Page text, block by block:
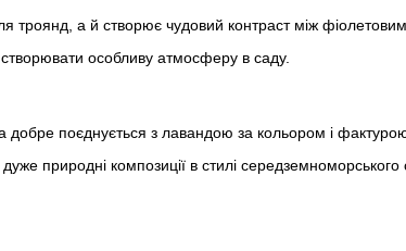
троянд, а й створює чудовий контраст між
особливу атмосферу в саду.
добре поєднується з лавандою за кольором і
природні композиції в стилі середземноморського